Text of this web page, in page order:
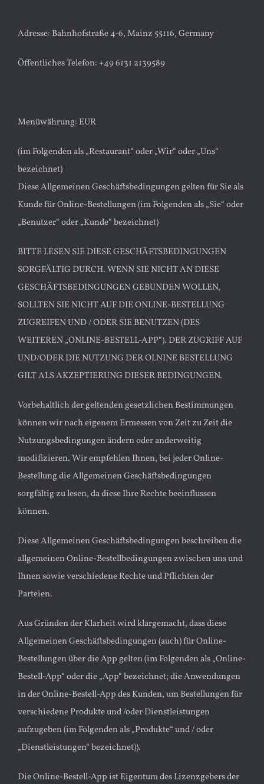
Adresse: Bahnhofstraße 4-6, Mainz 55116, Germany
Öffentliches Telefon: +49 6131 2139589
Menüwährung: EUR
(im Folgenden als „Restaurant“ oder „Wir“ oder „Uns“
bezeichnet)
Diese Allgemeinen Geschäftsbedingungen gelten für Sie als
Kunde für Online-Bestellungen (im Folgenden als „Sie“ oder
„Benutzer“ oder „Kunde“ bezeichnet)
BITTE LESEN SIE DIESE GESCHÄFTSBEDINGUNGEN
SORGFÄLTIG DURCH. WENN SIE NICHT AN DIESE
GESCHÄFTSBEDINGUNGEN GEBUNDEN WOLLEN,
SOLLTEN SIE NICHT AUF DIE ONLINE-BESTELLUNG
ZUGREIFEN UND / ODER SIE BENUTZEN (DES
WEITEREN „ONLINE-BESTELL-APP“). DER ZUGRIFF AUF
UND/ODER DIE NUTZUNG DER OLNINE BESTELLUNG
GILT ALS AKZEPTIERUNG DIESER BEDINGUNGEN.
Vorbehaltlich der geltenden gesetzlichen Bestimmungen
können wir nach eigenem Ermessen von Zeit zu Zeit die
Nutzungsbedingungen ändern oder anderweitig
modifizieren. Wir empfehlen Ihnen, bei jeder Online-
Bestellung die Allgemeinen Geschäftsbedingungen
sorgfältig zu lesen, da diese Ihre Rechte beeinflussen
können.
Diese Allgemeinen Geschäftsbedingungen beschreiben die
allgemeinen Online-Bestellbedingungen zwischen uns und
Ihnen sowie verschiedene Rechte und Pflichten der
Parteien.
Aus Gründen der Klarheit wird klargemacht, dass diese
Allgemeinen Geschäftsbedingungen (auch) für Online-
Bestellungen über die App gelten (im Folgenden als „Online-
Bestell-App“ oder die „App“ bezeichnet; die Anwendungen
in der Online-Bestell-App des Kunden, um Bestellungen für
verschiedene Produkte und /oder Dienstleistungen
aufzugeben (im Folgenden als „Produkte“ und / oder
„Dienstleistungen“ bezeichnet)).
Die Online-Bestell-App ist Eigentum des Lizenzgebers der